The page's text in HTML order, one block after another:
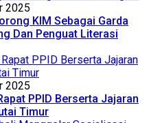
2025
KIM Sebagai Garda
Dan Penguat Literasi
2025
PPID Berserta Jajaran
Timur